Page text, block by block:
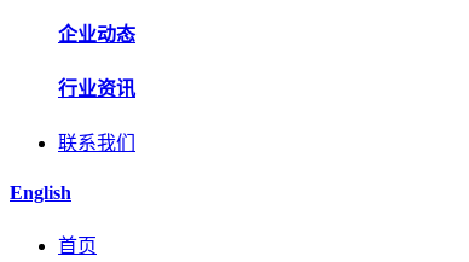
企业动态
行业资讯
联系我们
English
首页